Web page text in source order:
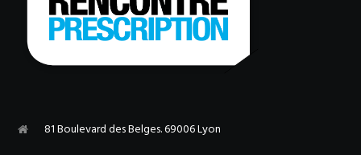
81 Boulevard des Belges. 69006 Lyon